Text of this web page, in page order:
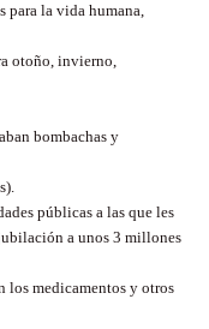
para la vida humana,
otoño, invierno,
bombachas y
públicas a las que les
a unos 3 millones
los medicamentos y otros